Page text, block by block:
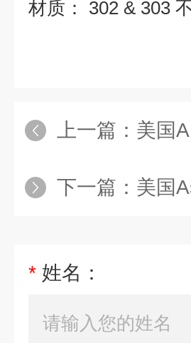
材质： 302 & 303
上一篇： 美国
下一篇： 美国
* 姓名：